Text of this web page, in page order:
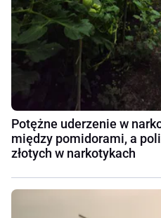
Potężne uderzenie w
między pomidorami, a
złotych w narkotykach